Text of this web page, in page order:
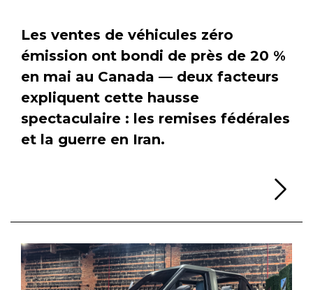
Les ventes de véhicules zéro
émission ont bondi de près de 20 %
en mai au Canada — deux facteurs
expliquent cette hausse
spectaculaire : les remises fédérales
et la guerre en Iran.